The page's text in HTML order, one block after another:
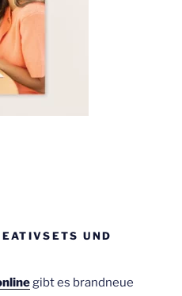
UND
gibt es brandneue